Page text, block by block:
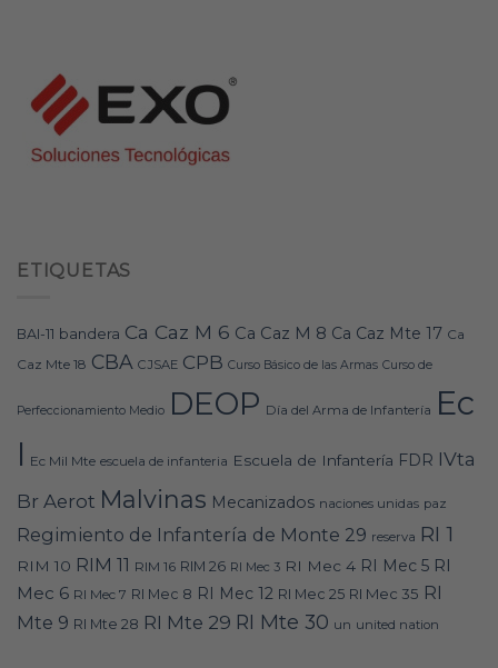
ETIQUETAS
BAI-11 bandera Ca Caz M 6 Ca Caz M 8 Ca Caz Mte 17 Ca
Caz Mte 18 CBA CJSAE CPB Curso Básico de las Armas Curso de
Perfeccionamiento Medio DEOP Día del Arma de Infantería Ec
I Ec Mil Mte escuela de infanteria Escuela de Infantería FDR IVta
Br Aerot Malvinas Mecanizados naciones unidas paz
Regimiento de Infantería de Monte 29 reserva RI 1
RIM 10 RIM 11 RIM 16 RIM 26 RI Mec 3 RI Mec 4 RI Mec 5 RI
Mec 6 RI Mec 7 RI Mec 8 RI Mec 12 RI Mec 25 RI Mec 35 RI
Mte 9 RI Mte 28 RI Mte 29 RI Mte 30 un united nation